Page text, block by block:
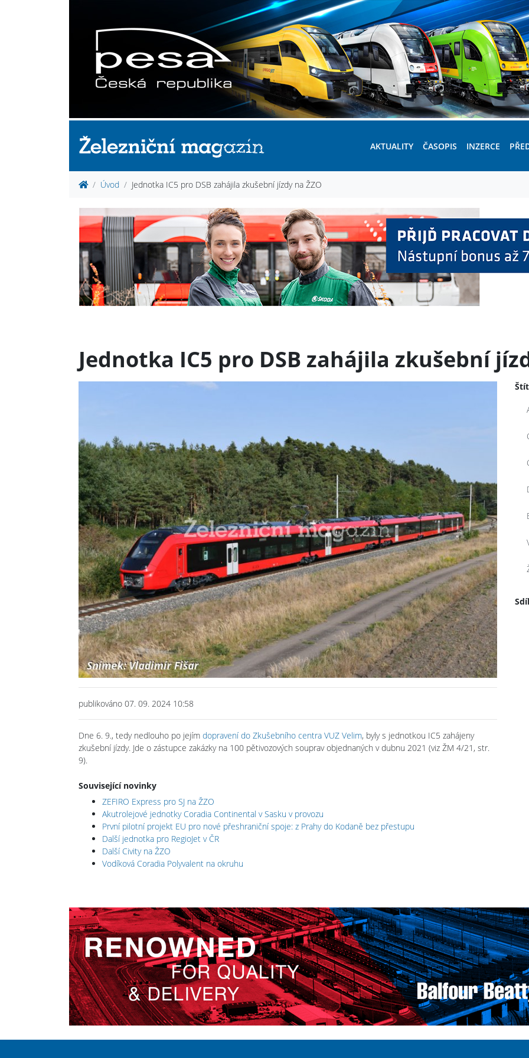
AKTUALITY ČASOPIS INZERCE
Úvod Jednotka IC5 pro DSB zahájila zkušební jízdy na ŽZO
Jednotka IC5 pro DSB zahájila zkušební
publikováno 07. 09. 2024 10:58
Dne 6. 9., tedy nedlouho po jejím dopravení do Zkušebního centra VUZ Velim, byly s jednotkou IC5 zahájeny
zkušební jízdy. Jde o zástupce zakázky na 100 pětivozových souprav objednaných v dubnu 2021 (viz ŽM 4/21, str.
9).
Související novinky
ZEFIRO Express pro SJ na ŽZO
Akutrolejové jednotky Coradia Continental v Sasku v provozu
První pilotní projekt EU pro nové přeshraniční spoje: z Prahy do Kodaně bez přestupu
Další jednotka pro RegioJet v ČR
Další Civity na ŽZO
Vodíková Coradia Polyvalent na okruhu